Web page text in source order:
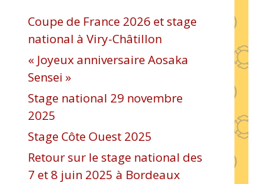
Coupe de France 2026 et stage
national à Viry-Châtillon
« Joyeux anniversaire Aosaka
Sensei »
Stage national 29 novembre
2025
Stage Côte Ouest 2025
Retour sur le stage national des
7 et 8 juin 2025 à Bordeaux